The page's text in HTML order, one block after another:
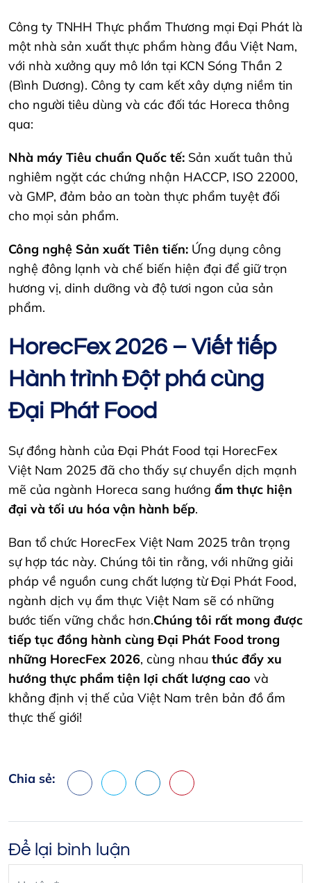
Công ty TNHH Thực phẩm Thương mại Đại Phát là
một nhà sản xuất thực phẩm hàng đầu Việt Nam,
với nhà xưởng quy mô lớn tại KCN Sóng Thần 2
(Bình Dương). Công ty cam kết xây dựng niềm tin
cho người tiêu dùng và các đối tác Horeca thông
qua:
Nhà máy Tiêu chuẩn Quốc tế: Sản xuất tuân thủ
nghiêm ngặt các chứng nhận HACCP, ISO 22000,
và GMP, đảm bảo an toàn thực phẩm tuyệt đối
cho mọi sản phẩm.
Công nghệ Sản xuất Tiên tiến: Ứng dụng công
nghệ đông lạnh và chế biến hiện đại để giữ trọn
hương vị, dinh dưỡng và độ tươi ngon của sản
phẩm.
HorecFex 2026 – Viết tiếp
Hành trình Đột phá cùng
Đại Phát Food
Sự đồng hành của Đại Phát Food tại HorecFex
Việt Nam 2025 đã cho thấy sự chuyển dịch mạnh
mẽ của ngành Horeca sang hướng ẩm thực hiện
đại và tối ưu hóa vận hành bếp.
Ban tổ chức HorecFex Việt Nam 2025 trân trọng
sự hợp tác này. Chúng tôi tin rằng, với những giải
pháp về nguồn cung chất lượng từ Đại Phát Food,
ngành dịch vụ ẩm thực Việt Nam sẽ có những
bước tiến vững chắc hơn.Chúng tôi rất mong được
tiếp tục đồng hành cùng Đại Phát Food trong
những HorecFex 2026, cùng nhau thúc đẩy xu
hướng thực phẩm tiện lợi chất lượng cao và
khẳng định vị thế của Việt Nam trên bản đồ ẩm
thực thế giới!
Chia sẻ:
Facebook
X LinkedInPinterest
Để lại bình luận